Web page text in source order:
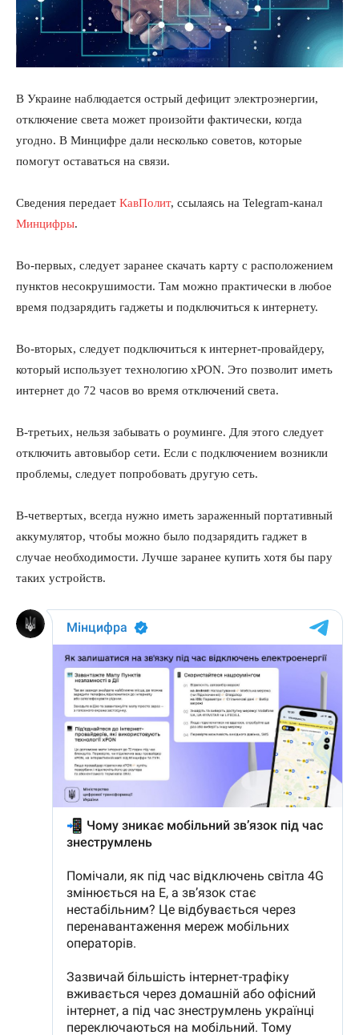
В Украине наблюдается острый дефицит электроэнергии,
отключение света может произойти фактически, когда
угодно. В Минцифре дали несколько советов, которые
помогут оставаться на связи.
Сведения передает КавПолит, ссылаясь на Telegram-канал
Минцифры.
Во-первых, следует заранее скачать карту с расположением
пунктов несокрушимости. Там можно практически в любое
время подзарядить гаджеты и подключиться к интернету.
Во-вторых, следует подключиться к интернет-провайдеру,
который использует технологию xPON. Это позволит иметь
интернет до 72 часов во время отключений света.
В-третьих, нельзя забывать о роуминге. Для этого следует
отключить автовыбор сети. Если с подключением возникли
проблемы, следует попробовать другую сеть.
В-четвертых, всегда нужно иметь зараженный портативный
аккумулятор, чтобы можно было подзарядить гаджет в
случае необходимости. Лучше заранее купить хотя бы пару
таких устройств.